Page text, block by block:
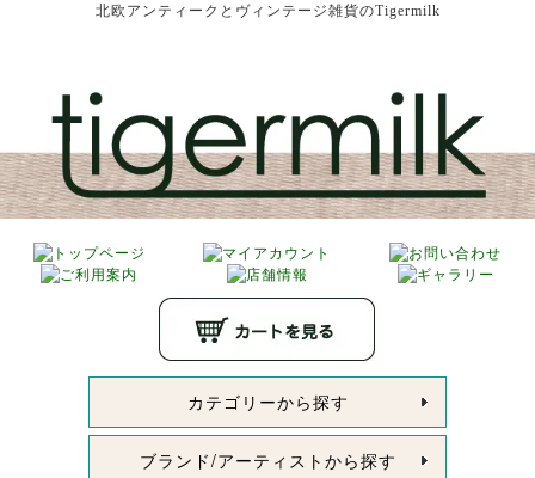
北欧アンティークとヴィンテージ雑貨のTigermilk
カテゴリーから探す
ブランド/アーティストから探す